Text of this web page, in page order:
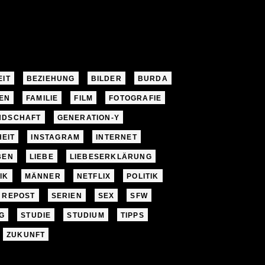
BEZIEHUNG BILDER BURDA
FAMILIE FILM FOTOGRAFIE
GENERATION-Y
INSTAGRAM INTERNET
LIEBE LIEBESERKLÄRUNG
MÄNNER NETFLIX POLITIK
REPOST SERIEN SEX SFW
STUDIE STUDIUM TIPPS
ZUKUNFT